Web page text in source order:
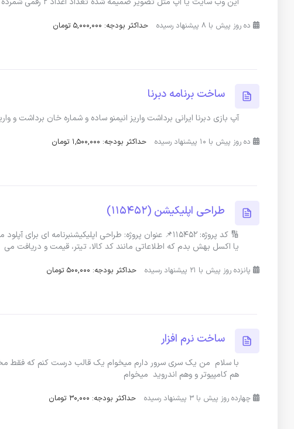
ده روز پیش با 8 پیشنهاد رسیده حداکثر بودجه: 5,000,000 تومان
ساخت برنامه دبرنا
آپ بازی دبرنا ایرانی برداشت واریز انیمنو ساده و شماره خان برداشت و
ده روز پیش با 10 پیشنهاد رسیده حداکثر بودجه: 1,500,000 تومان
طراحی اپلیکیشن (115452)
🔢 کد پروژه: 115452📌 عنوان پروژه: طراحی
یا اکسل بهش بدم که اطلاعاتی مانند کد کالا، تیتر، قیمت و دریافت می
پانزده روز پیش با 21 پیشنهاد رسیده حداکثر بودجه: 500,000 تومان
ساخت نرم افزار
با سلام من یک سری سرور دارم میخوام یک قالب درست کنم که فقط
هم کامپیوتر و وهم اندروید میخوام
چهارده روز پیش با 3 پیشنهاد رسیده حداکثر بودجه: 30,000 تومان